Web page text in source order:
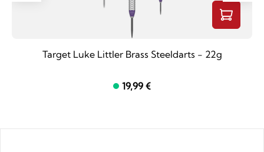
Target Luke Littler Brass Steeldarts - 22g
19,99 €